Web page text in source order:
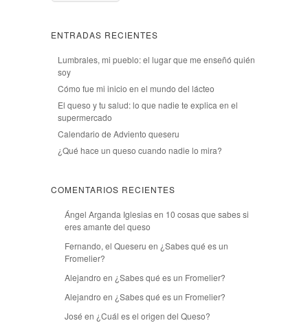
ENTRADAS RECIENTES
Lumbrales, mi pueblo: el lugar que me enseñó quién
soy
Cómo fue mi inicio en el mundo del lácteo
El queso y tu salud: lo que nadie te explica en el
supermercado
Calendario de Adviento queseru
¿Qué hace un queso cuando nadie lo mira?
COMENTARIOS RECIENTES
Ángel Arganda Iglesiasen 10 cosas que sabes si
eres amante del queso
Fernando, el Queseru en ¿Sabes qué es un
Fromelier?
Alejandro en ¿Sabes qué es un Fromelier?
Alejandro en ¿Sabes qué es un Fromelier?
José en ¿Cuál es el origen del Queso?